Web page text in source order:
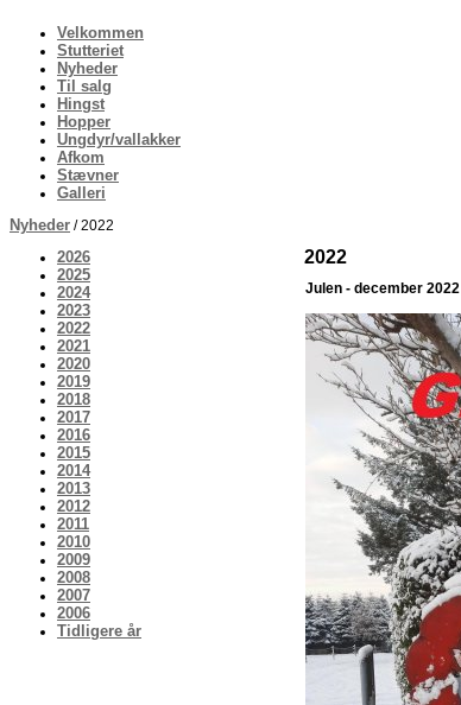
Velkommen
Stutteriet
Nyheder
Til salg
Hingst
Hopper
Ungdyr/vallakker
Afkom
Stævner
Galleri
Nyheder / 2022
2026
2025
2024
2023
2022
2021
2020
2019
2018
2017
2016
2015
2014
2013
2012
2011
2010
2009
2008
2007
2006
Tidligere år
2022
Julen - december 2022